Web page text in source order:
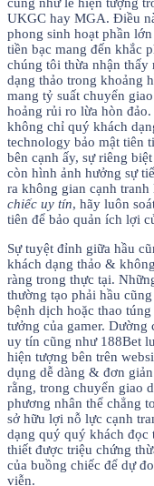
UKGC hay MGA. Điều
phong sinh hoạt phần
tiền bạc mang đến khắc
chúng tôi thừa nhận thấy
dạng thảo trong khoảng
mang tỷ suất chuyển
hoảng rủi ro lừa hòn
không chỉ quý khách
technology bảo mật tiên
bên cạnh ấy, sự riêng
còn hình ảnh hưởng sự
ra không gian cạnh
chiếc uy tín, hãy luôn
tiên để bảo quản ích lợi
Sự tuyệt đỉnh giữa hầu
khách dạng thảo &
ràng trong thực tại.
thường tạo phải hầu
bệnh dịch hoặc thao
tưởng của gamer. Dường
uy tín cũng như 188Bet
hiện tượng bên trên
dụng dễ dàng & đơn
rằng, trong chuyển giao
phương nhân thể chẳng
sở hữu lợi nỗ lực cạnh
dạng quý quý khách đọc
thiết được triệu chứng
của buồng chiếc để dự
viễn.